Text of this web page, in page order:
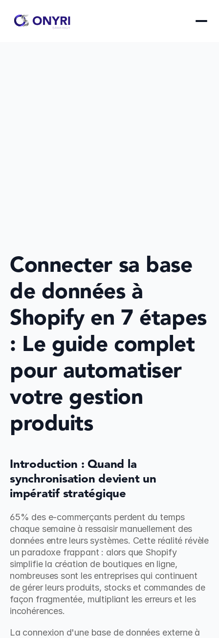
Connecter sa base
de données à
Shopify en 7 étapes
: Le guide complet
pour automatiser
votre gestion
produits
Introduction : Quand la
synchronisation devient un
impératif stratégique
65% des e-commerçants perdent du temps
chaque semaine à ressaisir manuellement des
données entre leurs systèmes. Cette réalité révèle
un paradoxe frappant : alors que Shopify
simplifie la création de boutiques en ligne,
nombreuses sont les entreprises qui continuent
de gérer leurs produits, stocks et commandes de
façon fragmentée, multipliant les erreurs et les
incohérences.
La connexion d'une base de données externe à